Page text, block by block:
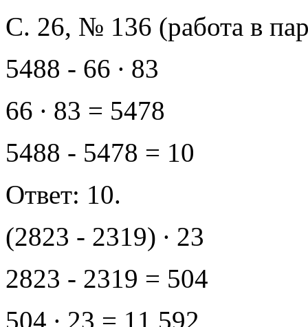
С. 26, № 136 (работа в
5488 - 66 ∙ 83
66 ∙ 83 = 5478
5488 - 5478 = 10
Ответ: 10.
(2823 - 2319) ∙ 23
2823 - 2319 = 504
504 ∙ 23 = 11 592